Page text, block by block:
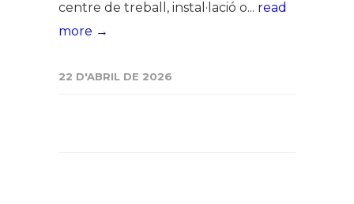
centre de treball, instal·lació o... read
more →
22 D'ABRIL DE 2026